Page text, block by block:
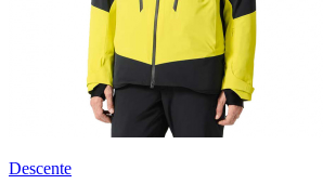
Descente